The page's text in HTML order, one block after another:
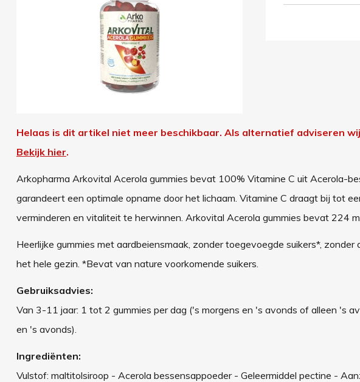
Helaas is dit artikel niet meer beschikbaar. Als alternatief adviseren
Bekijk hier.
Arkopharma Arkovital Acerola gummies bevat 100% Vitamine C uit Acerola-
garandeert een optimale opname door het lichaam. Vitamine C draagt bij tot
verminderen en vitaliteit te herwinnen. Arkovital Acerola gummies bevat 224
Heerlijke gummies met aardbeiensmaak, zonder toegevoegde suikers*,
het hele gezin. *Bevat van nature voorkomende suikers.
Gebruiksadvies:
Van 3-11 jaar: 1 tot 2 gummies per dag ('s morgens en 's avonds of alleen 's
en 's avonds).
Ingrediënten:
Vulstof: maltitolsiroop - Acerola bessensappoeder - Geleermiddel pectine -